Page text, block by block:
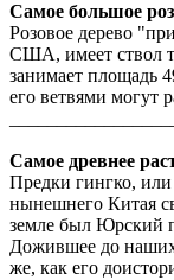
Самое большое
Розовое дерево
США, имеет ствол
занимает площадь
его ветвями могут
Самое древнее
Предки гингко,
нынешнего Китая
земле был Юрский
Дожившее до наших
же, как его